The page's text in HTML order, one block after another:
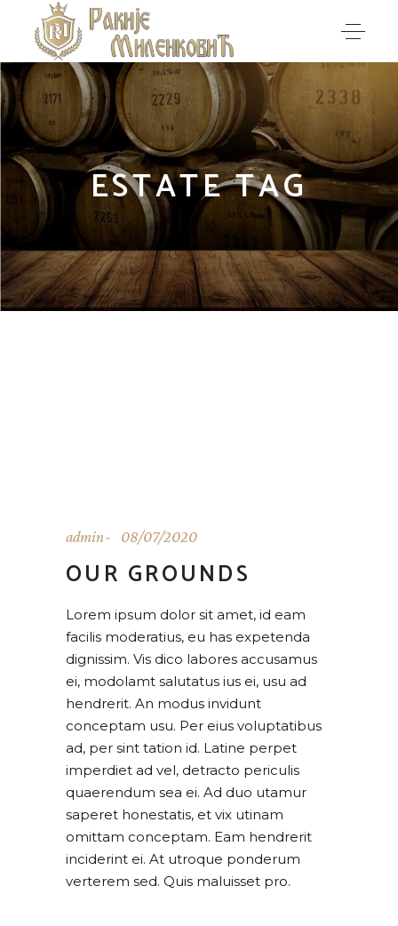
ESTATE TAG
admin 08/07/2020
OUR GROUNDS
Lorem ipsum dolor sit amet, id eam
facilis moderatius, eu has expetenda
dignissim. Vis dico labores accusamus
ei, modolamt salutatus ius ei, usu ad
hendrerit. An modus invidunt
conceptam usu. Per eius voluptatibus
ad, per sint tation id. Latine perpet
imperdiet ad vel, detracto periculis
quaerendum sea ei. Ad duo utamur
saperet honestatis, et vix utinam
omittam conceptam. Eam hendrerit
inciderint ei. At utroque ponderum
verterem sed. Quis maluisset pro.